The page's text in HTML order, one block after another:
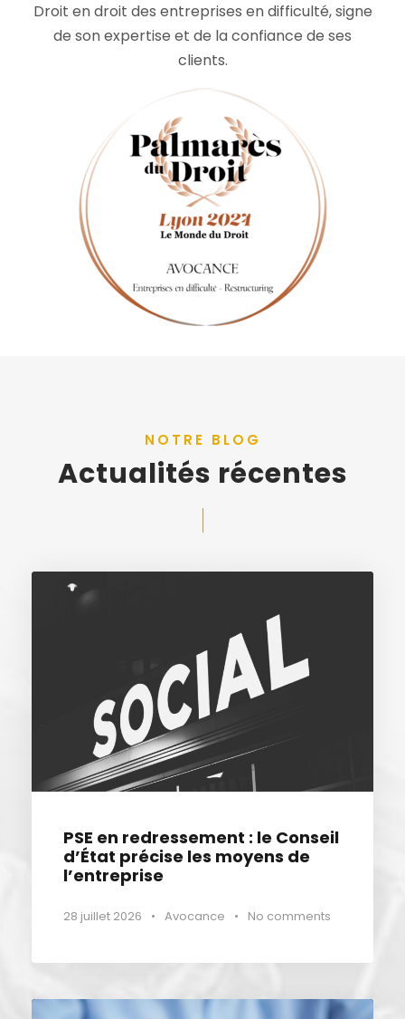
Droit en droit des entreprises en difficulté, signe
de son expertise et de la confiance de ses
clients.
NOTRE BLOG
Actualités récentes
PSE en redressement : le Conseil
d’État précise les moyens de
l’entreprise
28 juillet 2026 • Avocance • No comments